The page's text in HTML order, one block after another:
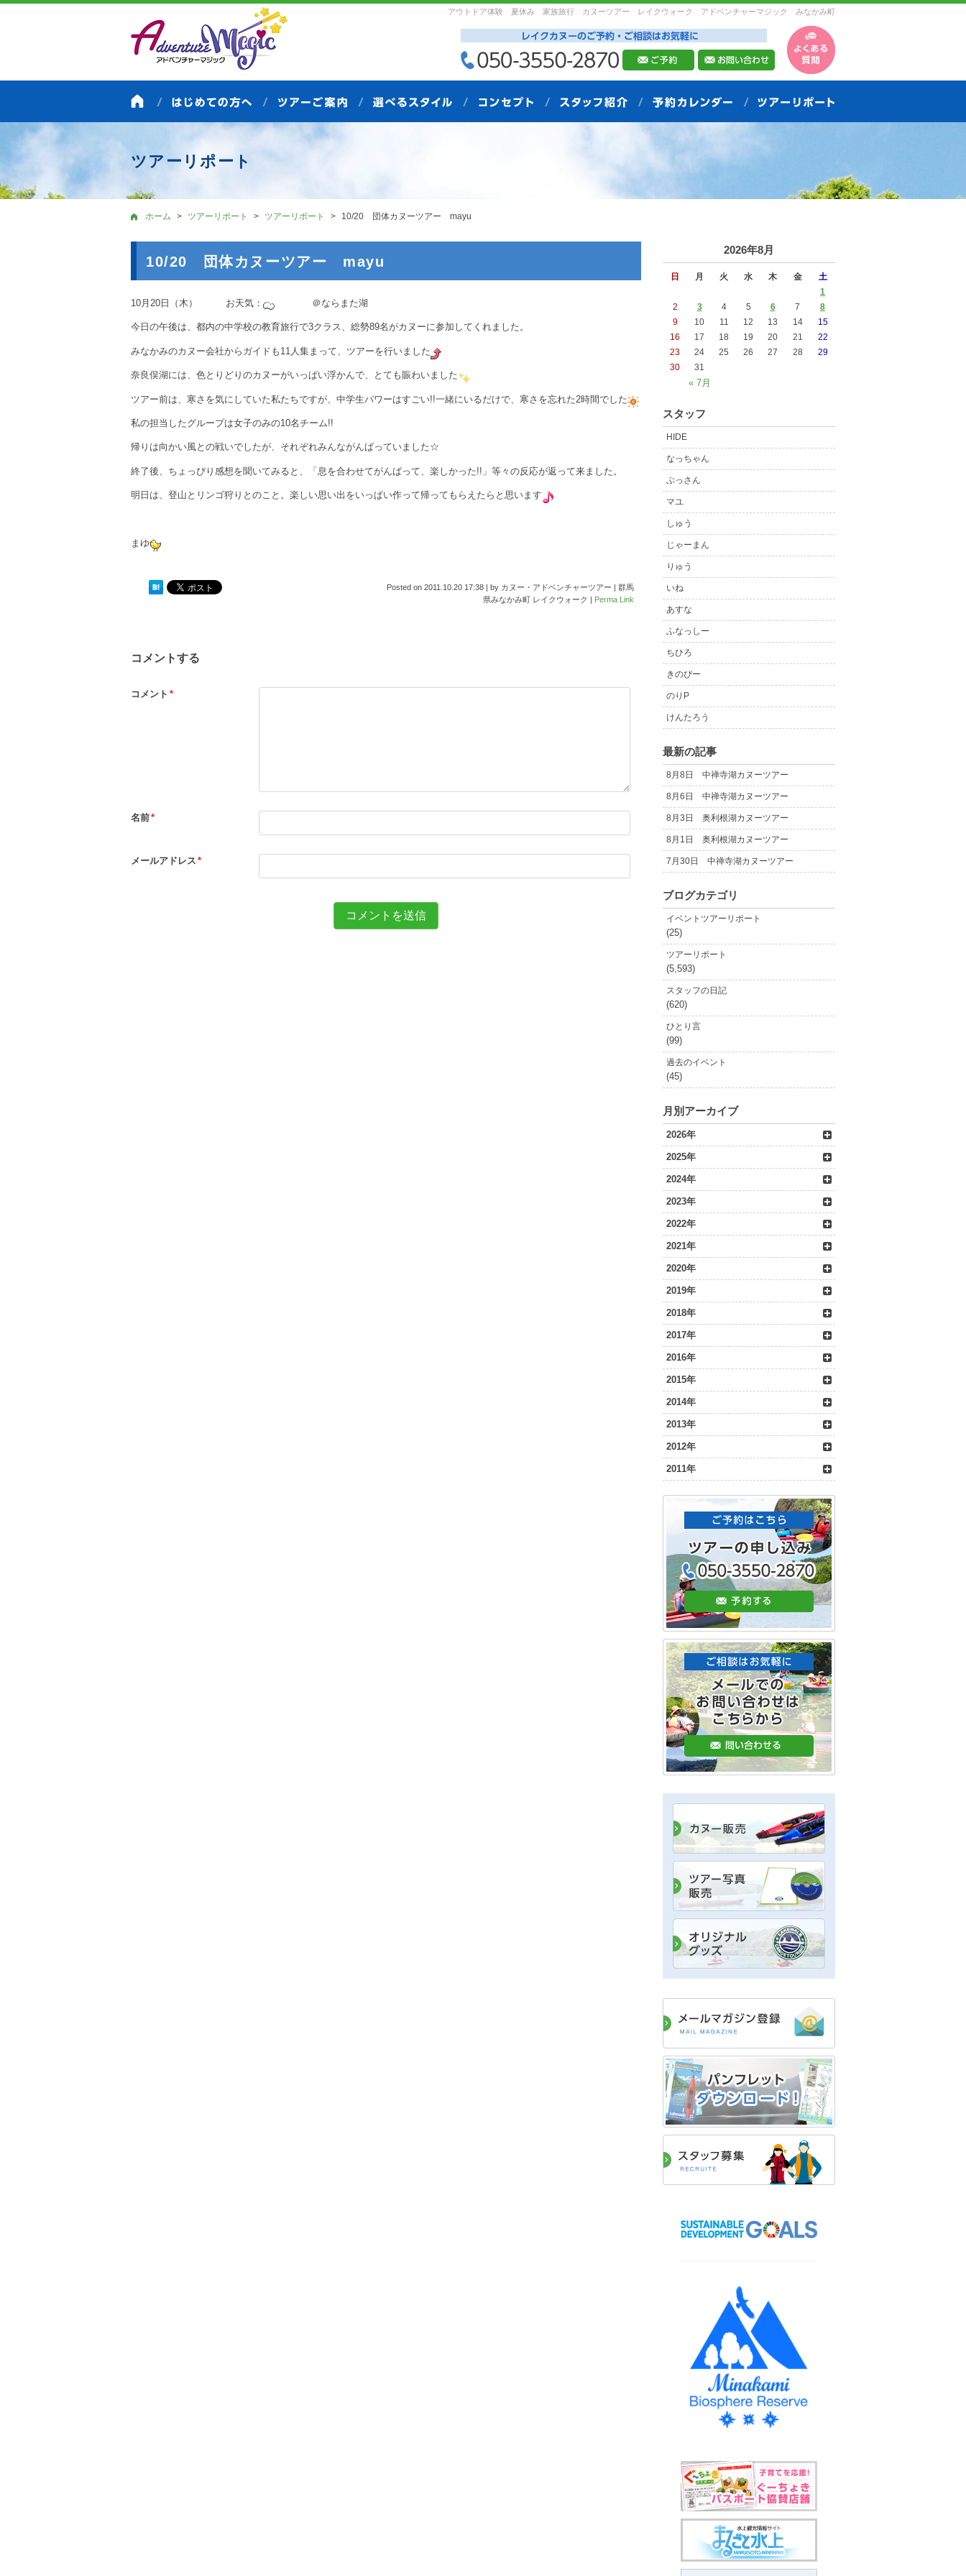
アウトドア体験 夏休み 家族旅行 カヌーツアー レイクウォーク アドベンチャーマジック みなかみ町
ツアーリポート
ホーム ツアーリポート ツアーリポート 10/20 団体カヌーツアー mayu
10/20 団体カヌーツアー mayu
10月20日（木） お天気： ＠ならまた湖
今日の午後は、都内の中学校の教育旅行で3クラス、総勢89名がカヌーに参加してくれました。
みなかみのカヌー会社からガイドも11人集まって、ツアーを行いました
奈良俣湖には、色とりどりのカヌーがいっぱい浮かんで、とても賑わいました
ツアー前は、寒さを気にしていた私たちですが、中学生パワーはすごい!!一緒にいるだけで、寒さを忘れた2時間でした
私の担当したグループは女子のみの10名チーム!!
帰りは向かい風との戦いでしたが、それぞれみんながんばっていました☆
終了後、ちょっぴり感想を聞いてみると、「息を合わせてがんばって、楽しかった!!」等々の反応が返って来ました。
明日は、登山とリンゴ狩りとのこと。楽しい思い出をいっぱい作って帰ってもらえたらと思います
まゆ
Posted on 2011.10.20 17:38 | by カヌー・アドベンチャーツアー | 群馬
県みなかみ町 レイクウォーク | Perma Link
コメントする
コメント *
名前*
メールアドレス *
2026年8月
日 月 火 水 木 金 土
« 7月
1
2
3 4 5 6 7
8
9
10 11 12 13 14
15
16
17 18 19 20 21
22
23
24 25 26 27 28
29
30
31
スタッフ
HIDE
なっちゃん
ぶっさん
マユ
しゅう
じゃーまん
りゅう
いね
あすな
ふなっしー
ちひろ
きのぴー
のりP
けんたろう
最新の記事
8月8日 中禅寺湖カヌーツアー
8月6日 中禅寺湖カヌーツアー
8月3日 奥利根湖カヌーツアー
8月1日 奥利根湖カヌーツアー
7月30日 中禅寺湖カヌーツアー
ブログカテゴリ
イベントツアーリポート
(25)
ツアーリポート
(5,593)
スタッフの日記
(620)
ひとり言
(99)
過去のイベント
(45)
月別アーカイブ
2026年
2025年
2024年
2023年
2022年
2021年
2020年
2019年
2018年
2017年
2016年
2015年
2014年
2013年
2012年
2011年